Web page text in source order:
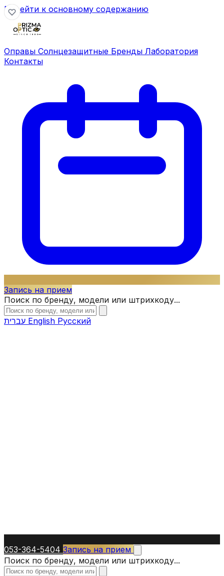
Перейти к основному содержанию
Оправы Солнцезащитные Бренды Лаборатория
Контакты
Запись на прием
Поиск по бренду, модели или штрихкоду...
English Русский
053-364-5404 Запись на прием
Поиск по бренду, модели или штрихкоду...